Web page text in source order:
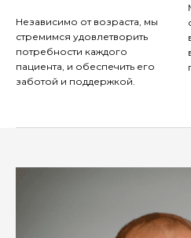
Независимо от возраста, мы
стремимся удовлетворить
потребности каждого
пациента, и обеспечить его
заботой и поддержкой.